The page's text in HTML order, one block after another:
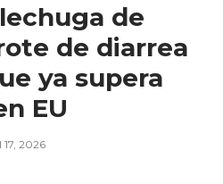
de
de diarrea
ya supera
EU
17, 2026